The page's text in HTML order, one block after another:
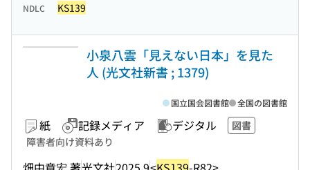
NDLC KS139
小泉八雲「見えない日本」を見た
人 (光文社新書 ; 1379)
紙 記録メディア デジタル
図書
障害者向け資料あり
国立国会図書館 全国の図書館